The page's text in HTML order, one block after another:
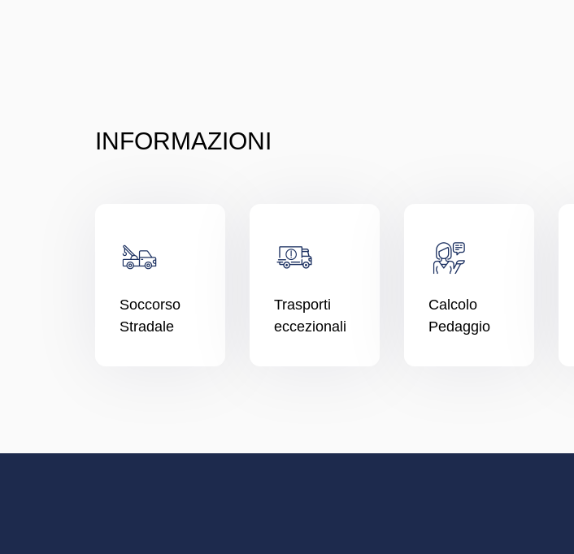
INFORMAZIONI
Soccorso
Stradale
Trasporti
eccezionali
Calcolo
Pedaggio